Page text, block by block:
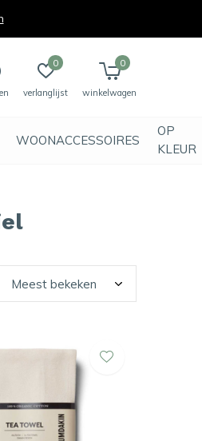
WOONACCESSOIRES
OP
KLEUR
verlanglijst
0
winkelwagen
0